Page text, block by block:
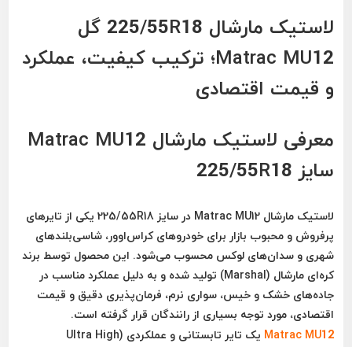
لاستیک مارشال 225/55R18 گل
Matrac MU12؛ ترکیب کیفیت، عملکرد
و قیمت اقتصادی
معرفی لاستیک مارشال Matrac MU12
سایز 225/55R18
لاستیکمارشال Matrac MU12 در سایز 225/55R18 یکی از تایرهای
پرفروش و محبوب بازار برای خودروهای کراس‌اوور، شاسی‌بلندهای
شهری و سدان‌های لوکس محسوب می‌شود. این محصول توسط برند
کره‌ای مارشال (Marshal) تولید شده و به دلیل عملکرد مناسب در
جاده‌های خشک و خیس، سواری نرم، فرمان‌پذیری دقیق و قیمت
اقتصادی، مورد توجه بسیاری از رانندگان قرار گرفته است.
Matrac MU12
یک تایر تابستانی و عملکردی (Ultra High